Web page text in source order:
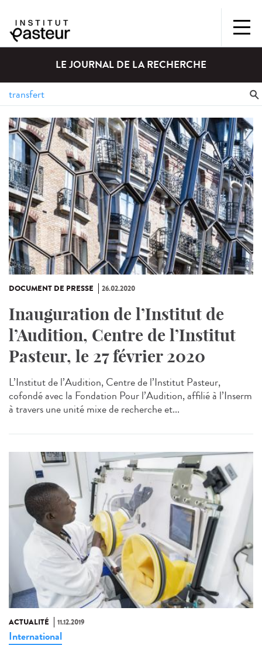
LE JOURNAL DE LA RECHERCHE
DOCUMENT DE PRESSE 26.02.2020
Inauguration de l’Institut de
l’Audition, Centre de l’Institut
Pasteur, le 27 février 2020
L’Institut de l’Audition, Centre de l’Institut Pasteur,
cofondé avec la Fondation Pour l’Audition, affilié à l’Inserm
à travers une unité mixe de recherche et...
ACTUALITÉ 11.12.2019
International